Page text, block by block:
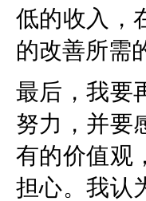
低的收入，
的改善所需
最后，我要
努力，并要
有的价值观
担心。我认